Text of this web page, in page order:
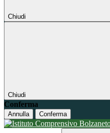
Chiudi
Chiudi
Conferma
Annulla Conferma